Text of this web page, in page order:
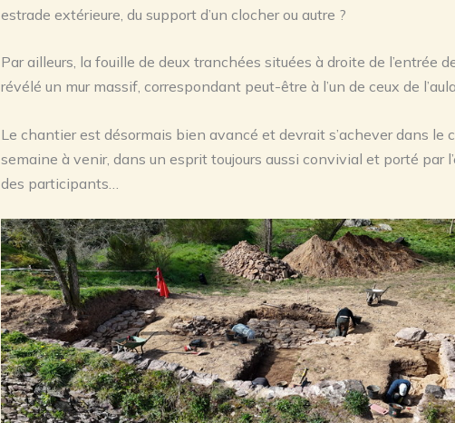
estrade extérieure, du support d’un clocher ou autre ?
Par ailleurs, la fouille de deux tranchées situées à droite de l’entrée
révélé un mur massif, correspondant peut-être à l’un de ceux de
Le chantier est désormais bien avancé et devrait s’achever dans le
semaine à venir, dans un esprit toujours aussi convivial et porté par
des participants…